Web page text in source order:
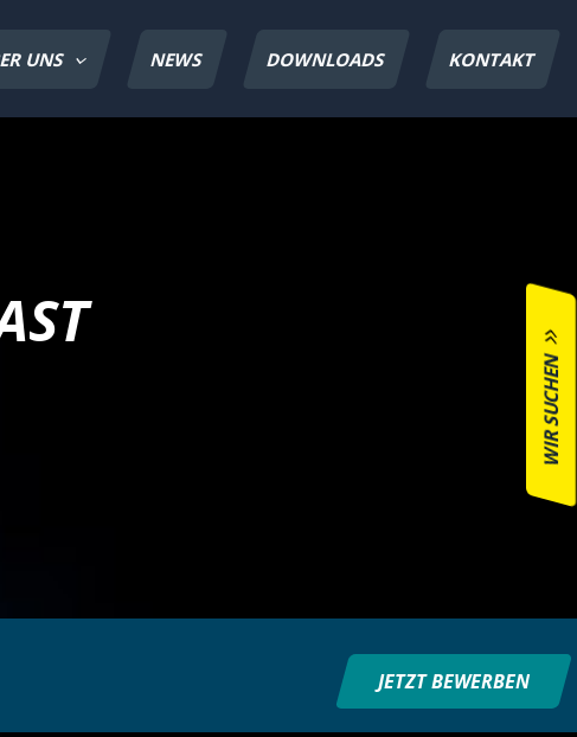
UNS NEWS DOWNLOADS KONTAKT
WIR SUCHEN
JETZT BEWERBEN